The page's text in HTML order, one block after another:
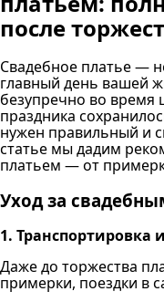
после
Свадебное платье —
главный день вашей
безупречно во время
праздника
нужен правильный и
статье мы дадим
платьем — от
Уход за
1. Транспортировка
Даже до торжества
примерки, поездки в